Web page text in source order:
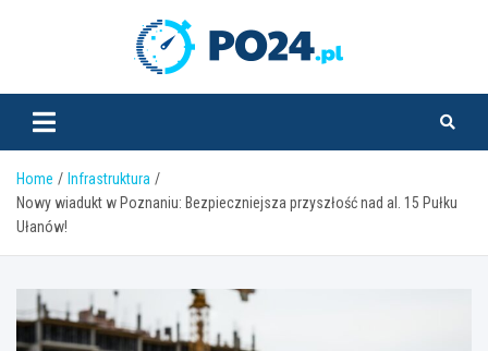
Home
Infrastruktura
Nowy wiadukt w Poznaniu: Bezpieczniejsza przyszłość nad al. 15 Pułku
Ułanów!